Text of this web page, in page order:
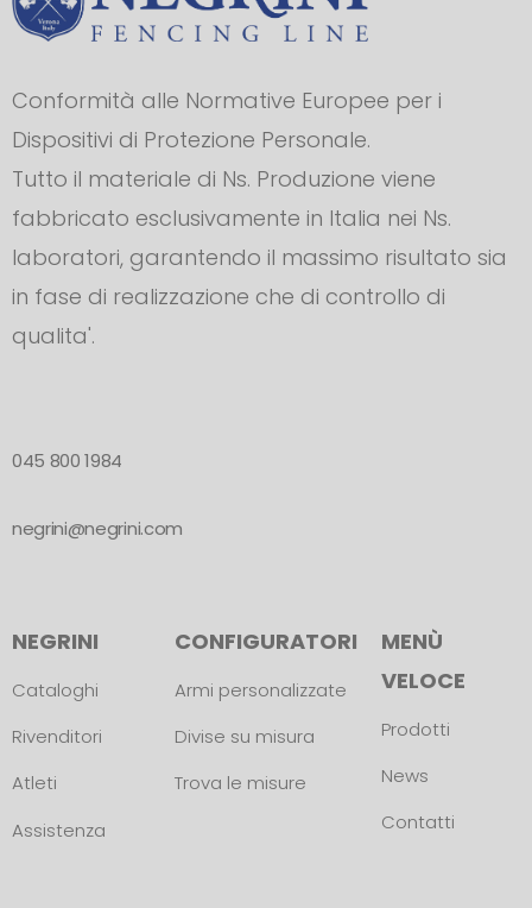
Conformità alle Normative Europee per i
Dispositivi di Protezione Personale.
Tutto il materiale di Ns. Produzione viene
fabbricato esclusivamente in Italia nei Ns.
laboratori, garantendo il massimo risultato sia
in fase di realizzazione che di controllo di
qualita'.
045 800 1984
negrini@negrini.com
NEGRINI
Cataloghi
Rivenditori
Atleti
Assistenza
CONFIGURATORI
Armi personalizzate
Divise su misura
Trova le misure
MENÙ
VELOCE
Prodotti
News
Contatti